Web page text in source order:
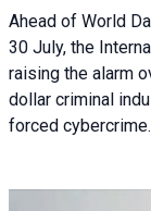
Ahead of World
30 July, the
raising the alarm
dollar criminal
forced cybercrime.